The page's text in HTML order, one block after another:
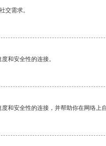
交需求。
和安全性的连接。
和安全性的连接，并帮助你在网络上自